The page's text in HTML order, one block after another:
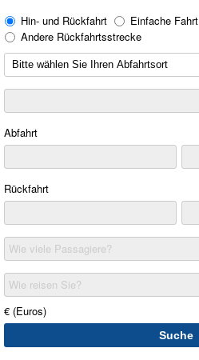
Hin- und Rückfahrt
Einfache Fahrt
Andere Rückfahrtsstrecke
Abfahrt
Rückfahrt
Wie viele Passagiere?
Wie reisen Sie?
€ (Euros)
Suche